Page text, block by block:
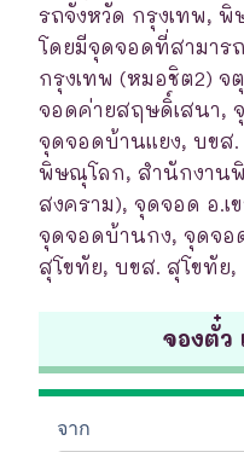
รถจังหวัด กรุงเทพ,
โดยมีจุดจอดที่สามาร
กรุงเทพ (หมอชิต2) จ
จอดค่ายสฤษดิ์เสนา,
จุดจอดบ้านแยง, บข
พิษณุโลก, สำนักงาน
สงคราม), จุดจอด อ.
จุดจอดบ้านกง, จุดจอ
สุโขทัย, บขส. สุโขทัย,
จองตั๋ว